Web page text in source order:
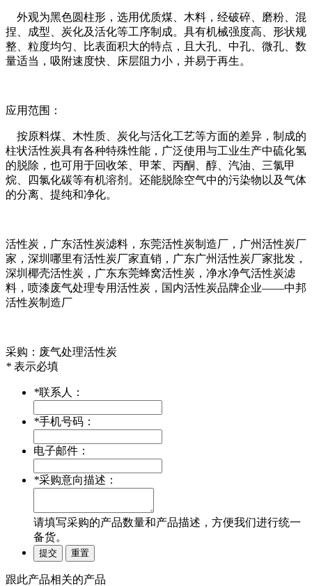
外观为黑色圆柱形，选用优质煤、木料，经破碎、磨粉、混
捏、成型、炭化及活化等工序制成。具有机械强度高、形状规
整、粒度均匀、比表面积大的特点，且大孔、中孔、微孔、数
量适当，吸附速度快、床层阻力小，并易于再生。
应用范围：
按原料煤、木性质、炭化与活化工艺等方面的差异，制成的
柱状活性炭具有各种特殊性能，广泛使用与工业生产中硫化氢
的脱除，也可用于回收笨、甲苯、丙酮、醇、汽油、三氯甲
烷、四氯化碳等有机溶剂。还能脱除空气中的污染物以及气体
的分离、提纯和净化。
活性炭，广东活性炭滤料，东莞活性炭制造厂，广州活性炭厂
家，深圳哪里有活性炭厂家直销，广东广州活性炭厂家批发，
深圳椰壳活性炭，广东东莞蜂窝活性炭，净水净气活性炭滤
料，喷漆废气处理专用活性炭，国内活性炭品牌企业——中邦
活性炭制造厂
采购：废气处理活性炭
* 表示必填
*联系人：
*手机号码：
电子邮件：
*采购意向描述：
请填写采购的产品数量和产品描述，方便我们进行统一
备货。
跟此产品相关的产品